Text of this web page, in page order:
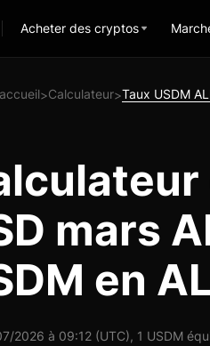
Acheter des cryptos
>Calculateur>Taux USDM
mars
en
2026 à 09:12 (UTC), 1 USDM